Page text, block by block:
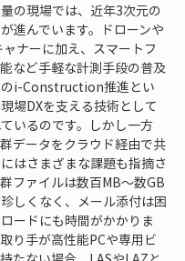
の現場では、近年3次元の
進んでいます。ドローンや
ナーに加え、スマートフ
など手軽な計測手段の普及
のi-Construction推進とい
場DXを支える技術として
いるのです。しかし一方
データをクラウド経由で共
はさまざまな課題も指摘さ
ファイルは数百MB〜数GB
しくなく、メール添付は困
ードにも時間がかかりま
り手が高性能PCや専用ビ